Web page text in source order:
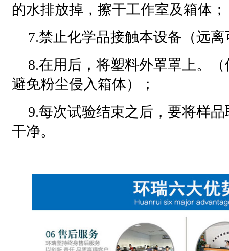
的水排放掉，擦干工作室及箱体；
7.禁止化学品接触本设备（远
8.在用后，将塑料外罩罩上。
避免粉尘侵入箱体）；
9.每次试验结束之后，要将样
干净。